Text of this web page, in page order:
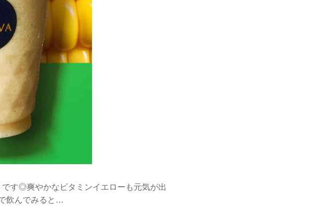
す◎爽やかなビタミンイエローも元気が出
飲んでみると…